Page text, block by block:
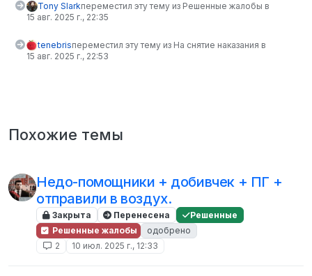
Tony Slarkпереместил эту тему из Решенные жалобы в
15 авг. 2025 г., 22:35
tenebrisпереместил эту тему из На снятие наказания в
15 авг. 2025 г., 22:53
Похожие темы
Недо-помощники + добивчек + ПГ +
отправили в воздух.
Закрыта Перенесена
Решенные
Решенные жалобы
одобрено
2
10 июл. 2025 г., 12:33